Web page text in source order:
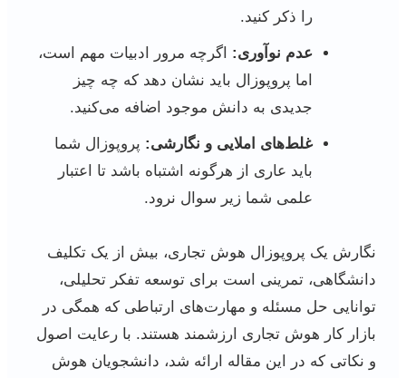
را ذکر کنید.
عدم نوآوری: اگرچه مرور ادبیات مهم است،
اما پروپوزال باید نشان دهد که چه چیز
جدیدی به دانش موجود اضافه می‌کنید.
غلط‌های املایی و نگارشی: پروپوزال شما
باید عاری از هرگونه اشتباه باشد تا اعتبار
علمی شما زیر سوال نرود.
نگارش یک پروپوزال هوش تجاری، بیش از یک تکلیف
دانشگاهی، تمرینی است برای توسعه تفکر تحلیلی،
توانایی حل مسئله و مهارت‌های ارتباطی که همگی در
بازار کار هوش تجاری ارزشمند هستند. با رعایت اصول
و نکاتی که در این مقاله ارائه شد، دانشجویان هوش